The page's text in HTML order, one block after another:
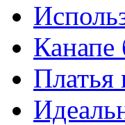
Канапе
Платья